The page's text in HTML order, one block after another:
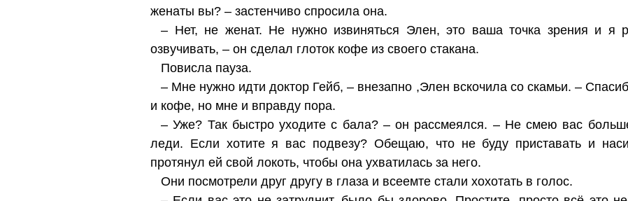
женаты вы? – застенчиво спросила она.
– Нет, не женат. Не нужно извиняться Элен, это ваша точка зрения и я
озвучивать, – он сделал глоток кофе из своего стакана.
Повисла пауза.
– Мне нужно идти доктор Гейб, – внезапно ,Элен вскочила со скамьи. –
и кофе, но мне и вправду пора.
– Уже? Так быстро уходите с бала? – он рассмеялся. – Не смею вас
леди. Если хотите я вас подвезу? Обещаю, что не буду приставать и
протянул ей свой локоть, чтобы она ухватилась за него.
Они посмотрели друг другу в глаза и всеемте стали хохотать в голос.